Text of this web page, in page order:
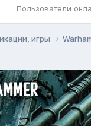
Пользователи
игры